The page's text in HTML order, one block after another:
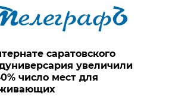
саратовского
увеличили
число мест для